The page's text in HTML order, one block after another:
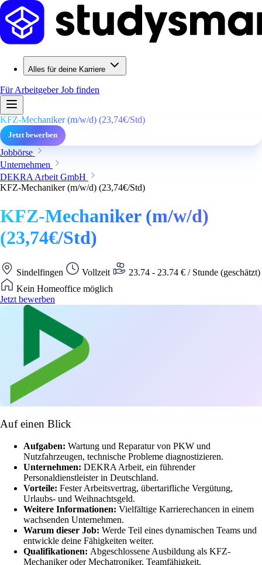
Alles für deine Karriere
Für ArbeitgeberJob finden
KFZ-Mechaniker (m/w/d) (23,74€/Std)
Jetzt bewerben
Jobbörse
Unternehmen
DEKRA Arbeit GmbH
KFZ-Mechaniker (m/w/d) (23,74€/Std)
KFZ-Mechaniker (m/w/d)
(23,74€/Std)
Sindelfingen Vollzeit
23.74 - 23.74 € / Stunde (geschätzt)
Kein Homeoffice möglich
Jetzt bewerben
Auf einen Blick
Aufgaben: Wartung und Reparatur von PKW und
Nutzfahrzeugen, technische Probleme diagnostizieren.
Unternehmen: DEKRA Arbeit, ein führender
Personaldienstleister in Deutschland.
Vorteile: Fester Arbeitsvertrag, übertarifliche Vergütung,
Urlaubs- und Weihnachtsgeld.
Weitere Informationen: Vielfältige Karrierechancen in einem
wachsenden Unternehmen.
Warum dieser Job: Werde Teil eines dynamischen Teams und
entwickle deine Fähigkeiten weiter.
Qualifikationen: Abgeschlossene Ausbildung als KFZ-
Mechaniker oder Mechatroniker, Teamfähigkeit.